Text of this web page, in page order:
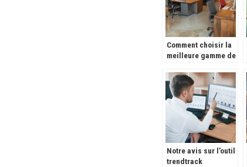
Comment choisir la
meilleure gamme de
pour votre espace
de travail
Notre avis sur l’outil
trendtrack